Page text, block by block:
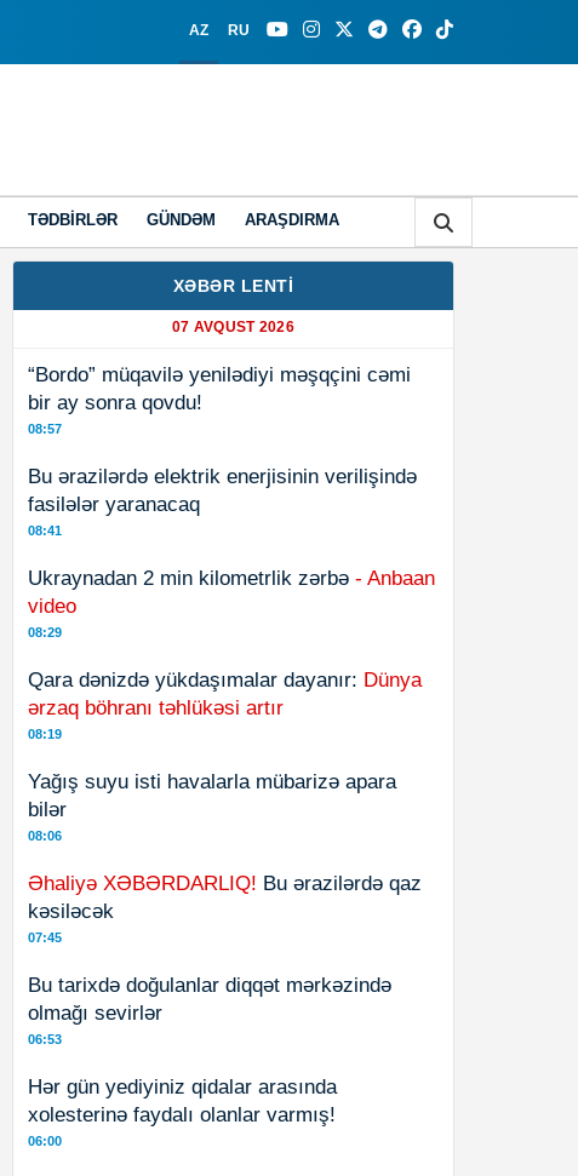
AZ RU
TƏDBIRLƏR GÜNDƏM ARAŞDIRMA
XƏBƏR LENTİ
07 AVQUST 2026
“Bordo” müqavilə yenilədiyi məşqçini cəmi
bir ay sonra qovdu!
08:57
Bu ərazilərdə elektrik enerjisinin verilişində
fasilələr yaranacaq
08:41
Ukraynadan 2 min kilometrlik zərbə - Anbaan
video
08:29
Qara dənizdə yükdaşımalar dayanır: Dünya
ərzaq böhranı təhlükəsi artır
08:19
Yağış suyu isti havalarla mübarizə apara
bilər
08:06
Əhaliyə XƏBƏRDARLIQ! Bu ərazilərdə qaz
kəsiləcək
07:45
Bu tarixdə doğulanlar diqqət mərkəzində
olmağı sevirlər
06:53
Hər gün yediyiniz qidalar arasında
xolesterinə faydalı olanlar varmış!
06:00